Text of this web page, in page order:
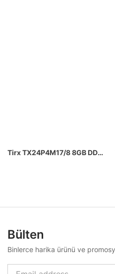
Tirx TX24P4M17/8 8GB DDR4 2400MHz CL11 AMD – Intel Uyumlu Ram
Bülten
Binlerce harika ürünü ve